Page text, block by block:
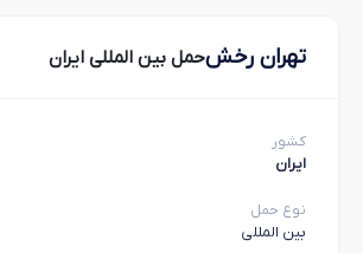
تهران رخشحمل بین المللی ایران
کشور
ایران
نوع حمل
بین المللی